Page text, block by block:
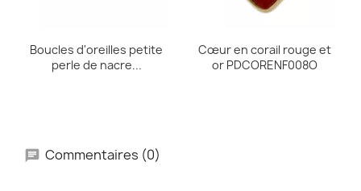
Boucles d'oreilles petite
perle de nacre...
Cœur en corail rouge et
or PDCORENF008O
Commentaires (0)